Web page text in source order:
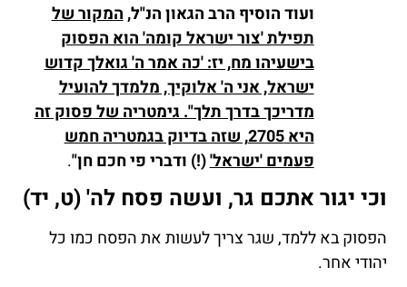
ועוד הוסיף הרב הגאון הנ"ל,המקור של
תפילת 'צור ישראל קומה' הוא הפסוק
בישעיהו מח, יז: 'כה אמר ה' גואלך קדוש
ישראל, אני ה' אלוקיך, מלמדך להועיל
מדריכך בדרך תלך". גימטריה של פסוק זה
היא 2705, שזה בדיוק בגמטריה חמש
פעמים 'ישראל'(!) ודברי פי חכם חן".
וכי יגור אתכם גר, ועשה פסח לה' (ט, יד)
הפסוק בא ללמד, שגר צריך לעשות את הפסח כמו כל
יהודי אחר.